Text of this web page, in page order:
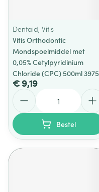
Dentaid, Vitis
Vitis Orthodontic
Mondspoelmiddel met
0,05% Cetylpyridinium
Chloride (CPC) 500ml 3975
€ 9,19
Bestel